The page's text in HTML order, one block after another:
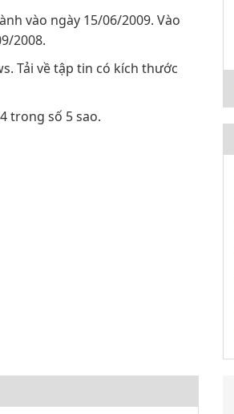
vào ngày 15/06/2009. Vào
2008.
Tải về tập tin có kích thước
trong số 5 sao.